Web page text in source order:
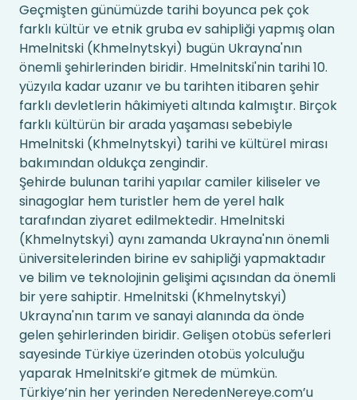
Geçmişten günümüzde tarihi boyunca pek çok
farklı kültür ve etnik gruba ev sahipliği yapmış olan
Hmelnitski (Khmelnytskyi) bugün Ukrayna'nın
önemli şehirlerinden biridir. Hmelnitski'nin tarihi 10.
yüzyıla kadar uzanır ve bu tarihten itibaren şehir
farklı devletlerin hâkimiyeti altında kalmıştır. Birçok
farklı kültürün bir arada yaşaması sebebiyle
Hmelnitski (Khmelnytskyi) tarihi ve kültürel mirası
bakımından oldukça zengindir.
Şehirde bulunan tarihi yapılar camiler kiliseler ve
sinagoglar hem turistler hem de yerel halk
tarafından ziyaret edilmektedir. Hmelnitski
(Khmelnytskyi) aynı zamanda Ukrayna'nın önemli
üniversitelerinden birine ev sahipliği yapmaktadır
ve bilim ve teknolojinin gelişimi açısından da önemli
bir yere sahiptir. Hmelnitski (Khmelnytskyi)
Ukrayna'nın tarım ve sanayi alanında da önde
gelen şehirlerinden biridir. Gelişen otobüs seferleri
sayesinde Türkiye üzerinden otobüs yolculuğu
yaparak Hmelnitski’e gitmek de mümkün.
Türkiye’nin her yerinden NeredenNereye.com’u